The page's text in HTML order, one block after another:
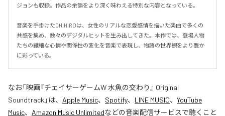
ジョンも収録。作品の余韻をより深く味わえる特別な内容となっている。
音楽を手掛けたCHIHIROは、女性のリアルな恋愛感情を描いた楽曲で多くの
共感を集め、数々のデジタルヒットを生み出してきた。本作では、登場人物
たちの繊細な心情や関係性の変化を音楽で表現し、物語の世界観をより豊か
に彩っている。
なお「映画『チェイサーゲームW 水魚の交わり』 Original
Soundtrack 」は、 Apple Music、 Spotify、 LINE MUSIC、 YouTube
Music、 Amazon Music Unlimitedなどの音楽配信サービスで聴くこと